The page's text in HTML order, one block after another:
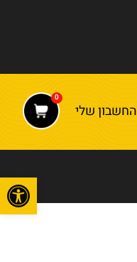
החשבון שלי
0